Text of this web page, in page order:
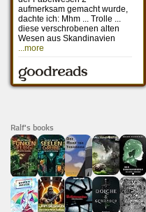
Ralf's books